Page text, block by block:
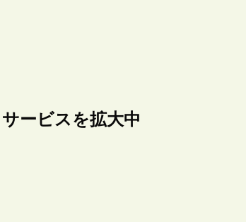
ービスを拡大中